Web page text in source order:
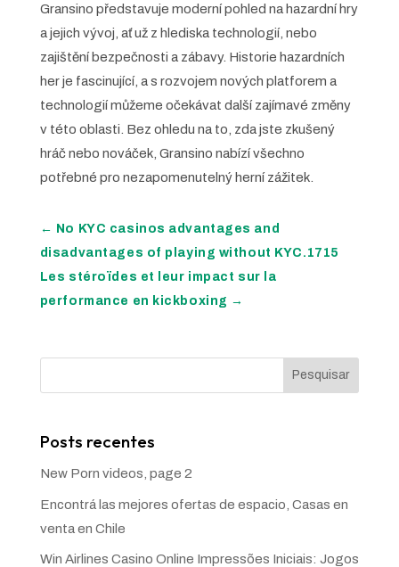
Gransino představuje moderní pohled na hazardní hry
a jejich vývoj, ať už z hlediska technologií, nebo
zajištění bezpečnosti a zábavy. Historie hazardních
her je fascinující, a s rozvojem nových platforem a
technologií můžeme očekávat další zajímavé změny
v této oblasti. Bez ohledu na to, zda jste zkušený
hráč nebo nováček, Gransino nabízí všechno
potřebné pro nezapomenutelný herní zážitek.
← No KYC casinos advantages and
disadvantages of playing without KYC.1715
Les stéroïdes et leur impact sur la
performance en kickboxing →
Pesquisar
Posts recentes
New Porn videos, page 2
Encontrá las mejores ofertas de espacio, Casas en
venta en Chile
Win Airlines Casino Online Impressões Iniciais: Jogos